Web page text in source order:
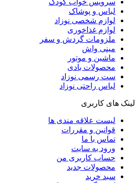
سرویس خواب کودک
لباس و پوشاک
لوازم شخصی نوزاد
لوازم غذاخوری
ملزومات گردش و سفر
مینی واش
ماشین و موتور
محصولات بادی
ست رسمی نوزاد
لباس راحتی نوزاد
لینک های کاربری
لیست علاقه مندی ها
قوانین و مقررات
تماس با ما
ورود به سایت
حساب کاربری من
محصولات جدید
سبد خرید